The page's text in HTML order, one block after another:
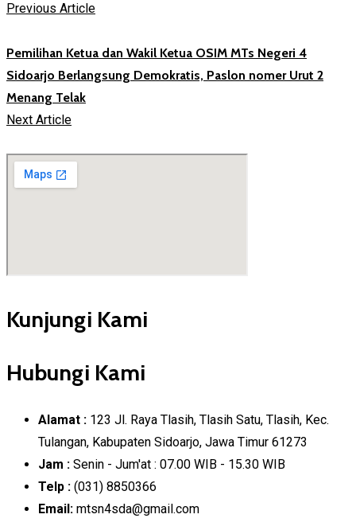
Previous Article
Pemilihan Ketua dan Wakil Ketua OSIM MTs Negeri 4
Sidoarjo Berlangsung Demokratis, Paslon nomer Urut 2
Menang Telak
Next Article
Kunjungi Kami
Hubungi Kami
Alamat : 123 Jl. Raya Tlasih, Tlasih Satu, Tlasih, Kec.
Tulangan, Kabupaten Sidoarjo, Jawa Timur 61273
Jam : Senin - Jum'at : 07.00 WIB - 15.30 WIB
Telp : (031) 8850366
Email: mtsn4sda@gmail.com